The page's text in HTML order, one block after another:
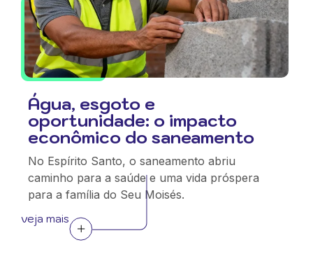
Água, esgoto e
oportunidade: o impacto
econômico do saneamento
No Espírito Santo, o saneamento abriu
caminho para a saúde e uma vida próspera
para a família do Seu Moisés.
veja mais